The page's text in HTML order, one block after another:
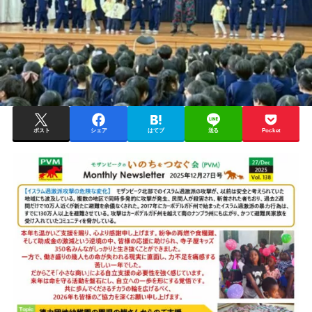
ポスト シェア はてブ 送る Pocket